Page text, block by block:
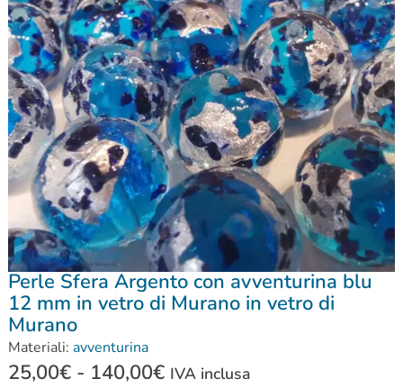
Perle Sfera Argento con avventurina blu
12 mm in vetro di Murano in vetro di
Murano
Materiali: avventurina
25,00€ - 140,00€ IVA inclusa